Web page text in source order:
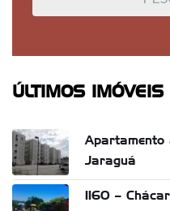
ÚLTIMOS IMÓVEIS
Apartamento
Jaraguá
1160 –